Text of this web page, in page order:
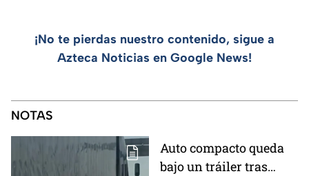
¡No te pierdas nuestro contenido, sigue a
Azteca Noticias en Google News!
NOTAS
Auto compacto queda
bajo un tráiler tras